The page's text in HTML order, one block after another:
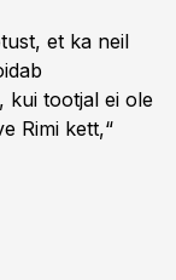
et ka neil
kui tootjal ei ole
Rimi kett,“